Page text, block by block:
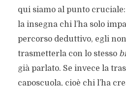
qui siamo al punto cruciale:
la insegna chi l’ha solo
percorso deduttivo, egli
trasmetterla con lo stesso
già parlato. Se invece la
caposcuola, cioè chi l’ha